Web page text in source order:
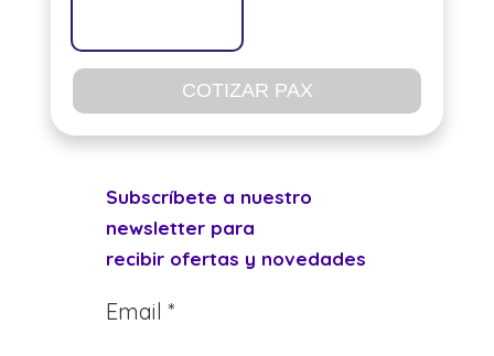
COTIZAR PAX
Subscríbete a nuestro
newsletter para
recibir ofertas y novedades
Email *